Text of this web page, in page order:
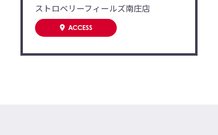
ストロベリーフィールズ南庄店
ACCESS